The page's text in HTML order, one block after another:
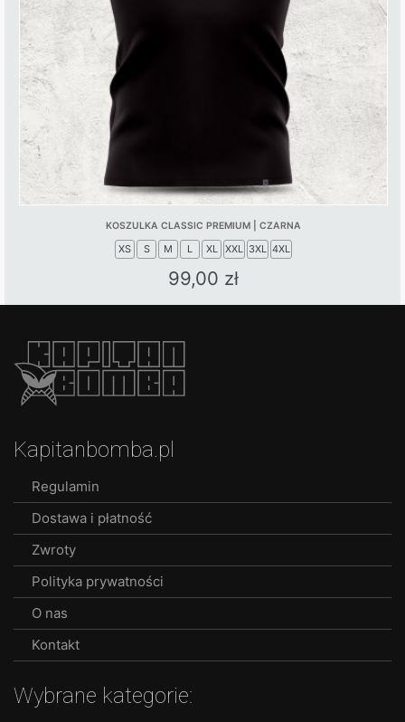
KOSZULKA CLASSIC PREMIUM | CZARNA
XS S M L XL XXL 3XL 4XL
99,00 zł
This
chosen
product
Kapitanbomba.pl
Regulamin
Dostawa i płatność
Zwroty
Polityka prywatności
O nas
Kontakt
Wybrane kategorie: